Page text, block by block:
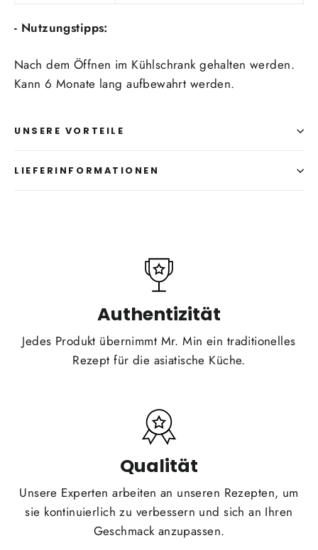
- Nutzungstipps:
Nach dem Öffnen im Kühlschrank gehalten werden.
Kann 6 Monate lang aufbewahrt werden.
UNSERE VORTEILE
LIEFERINFORMATIONEN
Authentizität
Jedes Produkt übernimmt Mr. Min ein traditionelles
Rezept für die asiatische Küche.
Qualität
Unsere Experten arbeiten an unseren Rezepten, um
sie kontinuierlich zu verbessern und sich an Ihren
Geschmack anzupassen.